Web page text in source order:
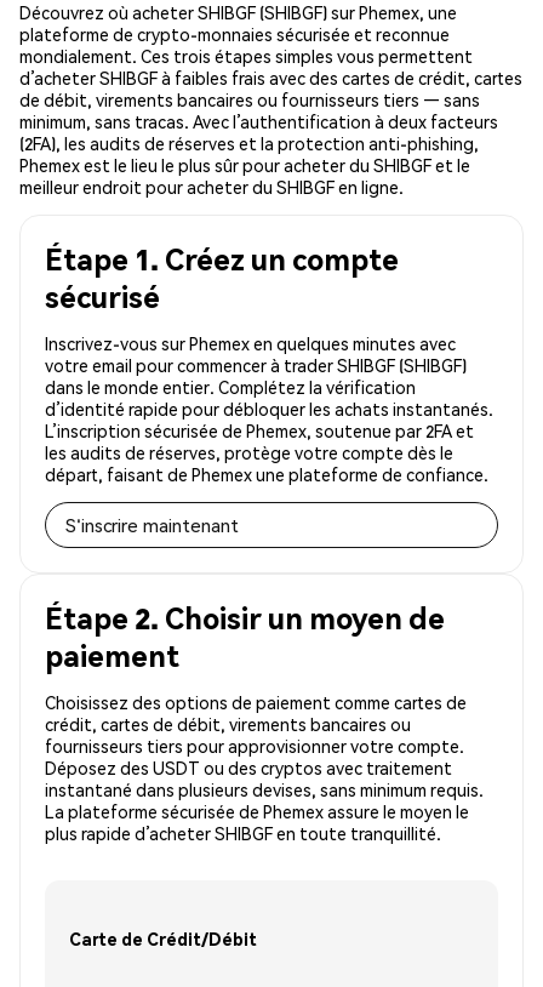
Découvrez où acheter SHIBGF (SHIBGF) sur Phemex, une
plateforme de crypto-monnaies sécurisée et reconnue
mondialement. Ces trois étapes simples vous permettent
d’acheter SHIBGF à faibles frais avec des cartes de crédit, cartes
de débit, virements bancaires ou fournisseurs tiers — sans
minimum, sans tracas. Avec l’authentification à deux facteurs
(2FA), les audits de réserves et la protection anti-phishing,
Phemex est le lieu le plus sûr pour acheter du SHIBGF et le
meilleur endroit pour acheter du SHIBGF en ligne.
Étape 1. Créez un compte
sécurisé
Inscrivez-vous sur Phemex en quelques minutes avec
votre email pour commencer à trader SHIBGF (SHIBGF)
dans le monde entier. Complétez la vérification
d’identité rapide pour débloquer les achats instantanés.
L’inscription sécurisée de Phemex, soutenue par 2FA et
les audits de réserves, protège votre compte dès le
départ, faisant de Phemex une plateforme de confiance.
S'inscrire maintenant
Étape 2. Choisir un moyen de
paiement
Choisissez des options de paiement comme cartes de
crédit, cartes de débit, virements bancaires ou
fournisseurs tiers pour approvisionner votre compte.
Déposez des USDT ou des cryptos avec traitement
instantané dans plusieurs devises, sans minimum requis.
La plateforme sécurisée de Phemex assure le moyen le
plus rapide d’acheter SHIBGF en toute tranquillité.
Carte de Crédit/Débit